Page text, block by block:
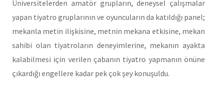
Üniversitelerden amatör grupların, deneysel çalışmalar
yapan tiyatro gruplarının ve oyuncuların da katıldığı panel;
mekanla metin ilişkisine, metnin mekana etkisine, mekan
sahibi olan tiyatroların deneyimlerine, mekanın ayakta
kalabilmesi için verilen çabanın tiyatro yapmanın önüne
çıkardığı engellere kadar pek çok şey konuşuldu.